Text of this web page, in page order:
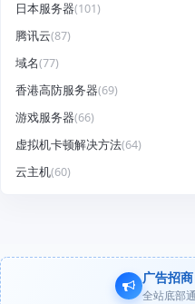
日本服务器(101)
腾讯云(87)
域名(77)
香港高防服务器(69)
游戏服务器(66)
虚拟机卡顿解决方法(64)
云主机(60)
广告招商
全站底部